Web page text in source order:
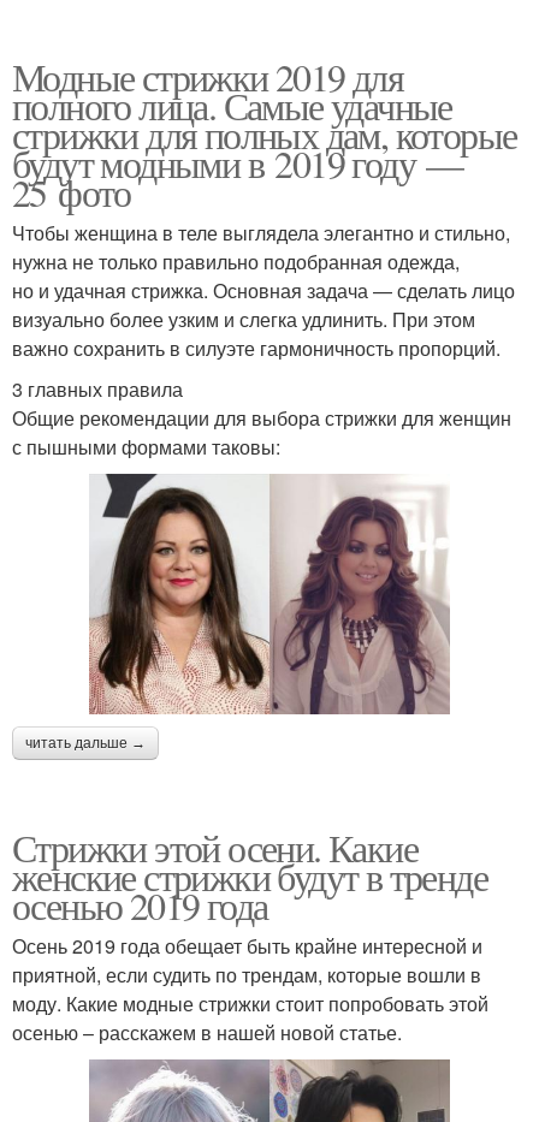
Модные стрижки 2019 для
полного лица. Самые удачные
стрижки для полных дам, которые
будут модными в 2019 году —
25 фото
Чтобы женщина в теле выглядела элегантно и стильно,
нужна не только правильно подобранная одежда,
но и удачная стрижка. Основная задача — сделать лицо
визуально более узким и слегка удлинить. При этом
важно сохранить в силуэте гармоничность пропорций.
3 главных правила
Общие рекомендации для выбора стрижки для женщин
с пышными формами таковы:
читать дальше →
Стрижки этой осени. Какие
женские стрижки будут в тренде
осенью 2019 года
Осень 2019 года обещает быть крайне интересной и
приятной, если судить по трендам, которые вошли в
моду. Какие модные стрижки стоит попробовать этой
осенью – расскажем в нашей новой статье.